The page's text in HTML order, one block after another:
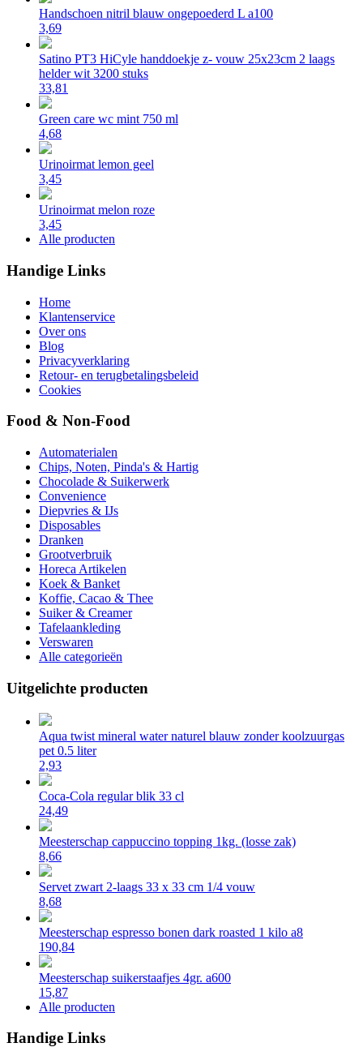
Handschoen nitril blauw ongepoederd L a100
3,69
Satino PT3 HiCyle handdoekje z- vouw 25x23cm 2 laags
helder wit 3200 stuks
33,81
Green care wc mint 750 ml
4,68
Urinoirmat lemon geel
3,45
Urinoirmat melon roze
3,45
Alle producten
Handige Links
Home
Klantenservice
Over ons
Blog
Privacyverklaring
Retour- en terugbetalingsbeleid
Cookies
Food & Non-Food
Automaterialen
Chips, Noten, Pinda's & Hartig
Chocolade & Suikerwerk
Convenience
Diepvries & IJs
Disposables
Dranken
Grootverbruik
Horeca Artikelen
Koek & Banket
Koffie, Cacao & Thee
Suiker & Creamer
Tafelaankleding
Verswaren
Alle categorieën
Uitgelichte producten
Aqua twist mineral water naturel blauw zonder koolzuurgas
pet 0.5 liter
2,93
Coca-Cola regular blik 33 cl
24,49
Meesterschap cappuccino topping 1kg. (losse zak)
8,66
Servet zwart 2-laags 33 x 33 cm 1/4 vouw
8,68
Meesterschap espresso bonen dark roasted 1 kilo a8
190,84
Meesterschap suikerstaafjes 4gr. a600
15,87
Alle producten
Handige Links